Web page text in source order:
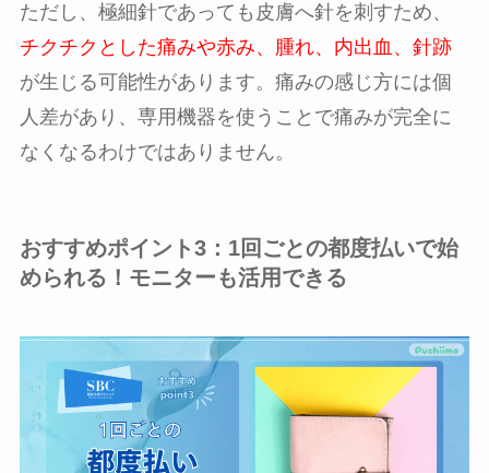
ただし、極細針であっても皮膚へ針を刺すため、
チクチクとした痛みや赤み、腫れ、内出血、針跡
が生じる可能性があります。痛みの感じ方には個
人差があり、専用機器を使うことで痛みが完全に
なくなるわけではありません。
おすすめポイント3：1回ごとの都度払いで始
められる！モニターも活用できる